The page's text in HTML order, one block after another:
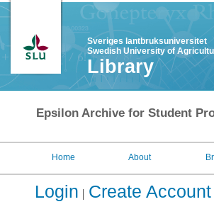
Sveriges lantbruksuniversitet
Swedish University of
Library
Epsilon Archive for Student
Home About
Login Create Account